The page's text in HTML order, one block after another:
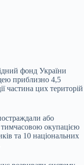
фонд України
приблизно 4,5
частина цих територій
або
тимчасовою окупацією
та 10 національних